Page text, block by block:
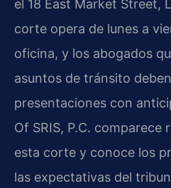
el 18 East Market Street,
corte opera de lunes a
oficina, y los abogados
asuntos de tránsito
presentaciones con
Of SRIS, P.C. comparece
esta corte y conoce los
las expectativas del